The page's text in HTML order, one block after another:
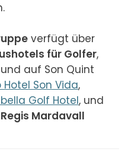
verfügt über
für Golfer,
auf Son Quint
Hotel Son Vida,
Golf Hotel, und
Regis Mardavall